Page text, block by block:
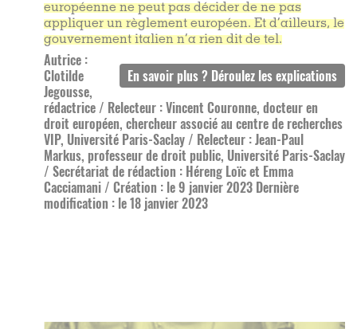
européenne ne peut pas décider de ne pas
appliquer un règlement européen. Et d’ailleurs, le
gouvernement italien n’a rien dit de tel.
Autrice :
Clotilde
Jegousse,
rédactrice / Relecteur : Vincent Couronne, docteur en
droit européen, chercheur associé au centre de recherches
VIP, Université Paris-Saclay / Relecteur : Jean-Paul
Markus, professeur de droit public, Université Paris-Saclay
/ Secrétariat de rédaction : Héreng Loïc et Emma
Cacciamani / Création : le 9 janvier 2023 Dernière
modification : le 18 janvier 2023